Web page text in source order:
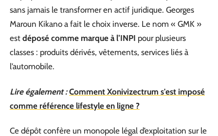
sans jamais le transformer en actif juridique. Georges
Maroun Kikano a fait le choix inverse. Le nom « GMK »
est déposé comme marque à l’INPI pour plusieurs
classes : produits dérivés, vêtements, services liés à
l’automobile.
Lire également : Comment Xonivizectrum s'est imposé
comme référence lifestyle en ligne ?
Ce dépôt confère un monopole légal d’exploitation sur le